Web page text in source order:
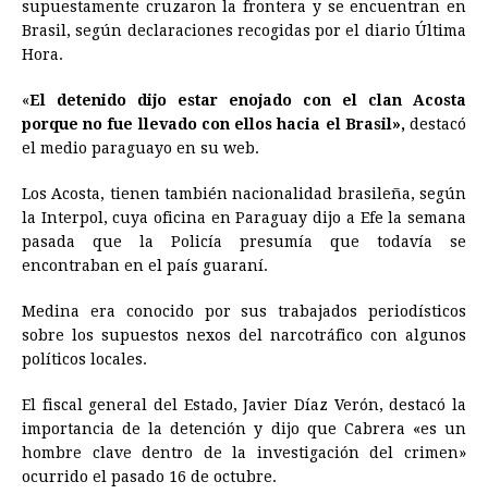
supuestamente cruzaron la frontera y se encuentran en
Brasil, según declaraciones recogidas por el diario Última
Hora.
«El detenido dijo estar enojado con el clan Acosta
porque no fue llevado con ellos hacia el Brasil»,destacó
el medio paraguayo en su web.
Los Acosta, tienen también nacionalidad brasileña, según
la Interpol, cuya oficina en Paraguay dijo a Efe la semana
pasada que la Policía presumía que todavía se
encontraban en el país guaraní.
Medina era conocido por sus trabajados periodísticos
sobre los supuestos nexos del narcotráfico con algunos
políticos locales.
El fiscal general del Estado, Javier Díaz Verón, destacó la
importancia de la detención y dijo que Cabrera «es un
hombre clave dentro de la investigación del crimen»
ocurrido el pasado 16 de octubre.